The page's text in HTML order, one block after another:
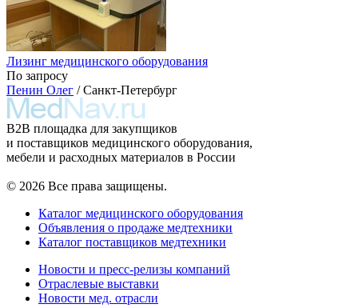
Лизинг медицинского оборудования
По запросу
Пенин Олег / Санкт-Петербург
B2B площадка для закупщиков
и поставщиков медицинского оборудования,
мебели и расходных материалов в России
© 2026 Все права защищены.
Каталог медицинского оборудования
Объявления о продаже медтехники
Каталог поставщиков медтехники
Новости и пресс-релизы компаний
Отраслевые выставки
Новости мед. отрасли